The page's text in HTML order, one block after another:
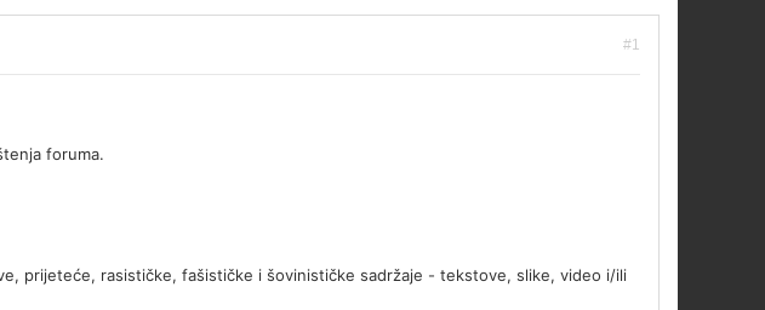
#1
foruma.
prijeteće, rasističke, fašističke i šovinističke sadržaje - tekstove, slike, video i/ili